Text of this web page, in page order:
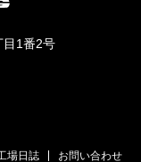
目1番2号
場日誌 お問い合わせ